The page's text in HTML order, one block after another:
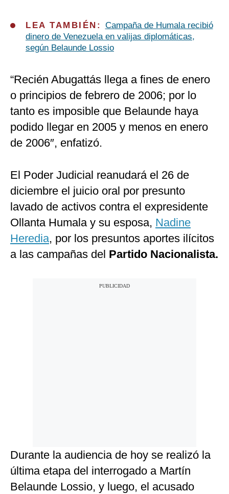
LEA TAMBIÉN: Campaña de Humala recibió
dinero de Venezuela en valijas diplomáticas,
según Belaunde Lossio
“Recién Abugattás llega a fines de enero
o principios de febrero de 2006; por lo
tanto es imposible que Belaunde haya
podido llegar en 2005 y menos en enero
de 2006″, enfatizó.
El Poder Judicial reanudará el 26 de
diciembre el juicio oral por presunto
lavado de activos contra el expresidente
Ollanta Humala y su esposa, Nadine
Heredia, por los presuntos aportes ilícitos
a las campañas del Partido Nacionalista.
Durante la audiencia de hoy se realizó la
última etapa del interrogado a Martín
Belaunde Lossio, y luego, el acusado